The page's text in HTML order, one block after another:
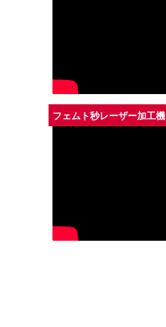
フェムト秒レーザー加工機